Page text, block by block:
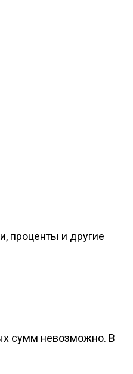
проценты и другие
сумм невозможно. В